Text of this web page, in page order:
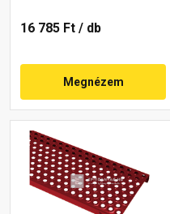
16 785 Ft / db
Megnézem